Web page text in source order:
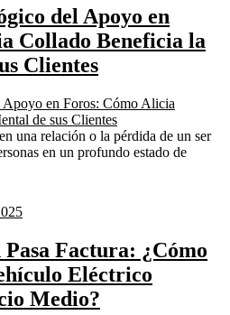
del Apoyo en
Collado Beneficia la
Clientes
una relación o la pérdida de un ser
en un profundo estado de
Factura: ¿Cómo
Eléctrico
Medio?